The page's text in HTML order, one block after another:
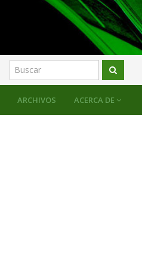
ARCHIVOS ACERCA DE